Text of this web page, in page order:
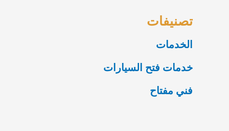
تصنيفات
الخدمات
خدمات فتح السيارات
فني مفتاح